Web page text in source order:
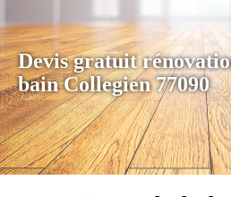
Devis gratuit
bain Collegien 77090